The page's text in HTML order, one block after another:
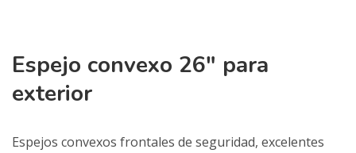
Espejo convexo 26″ para
exterior
Espejos convexos frontales de seguridad, excelentes